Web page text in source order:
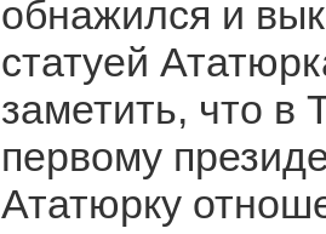
обнажился и
статуей
заметить, что в
первому
Ататюрку